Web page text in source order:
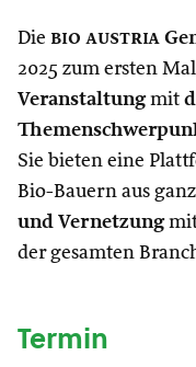
Die bio austria
2025 zum ersten
Veranstaltungmit
Sie bieten eine
Bio-Bauern aus
und Vernetzungmit
der gesamten
Termin